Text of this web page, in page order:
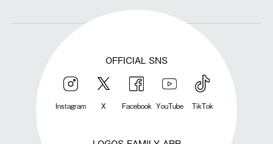
OFFICIAL SNS
Instagram X Facebook YouTube TikTok